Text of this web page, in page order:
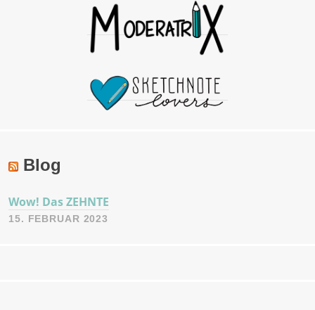
Blog
Wow! Das ZEHNTE
15. FEBRUAR 2023